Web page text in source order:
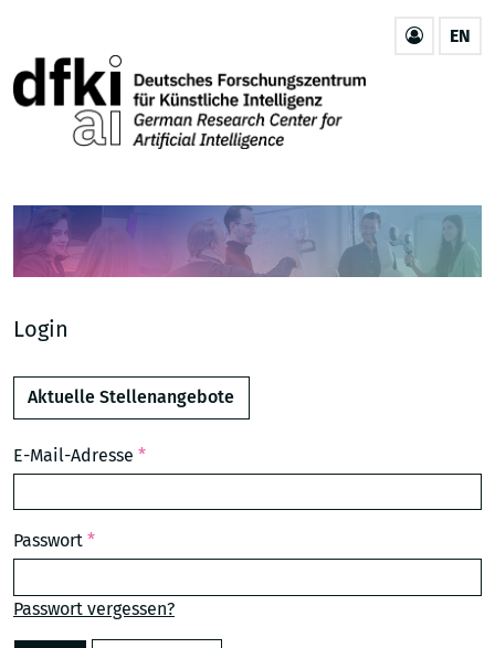
EN
Login
Aktuelle Stellenangebote
E-Mail-Adresse *
Passwort *
Passwort vergessen?